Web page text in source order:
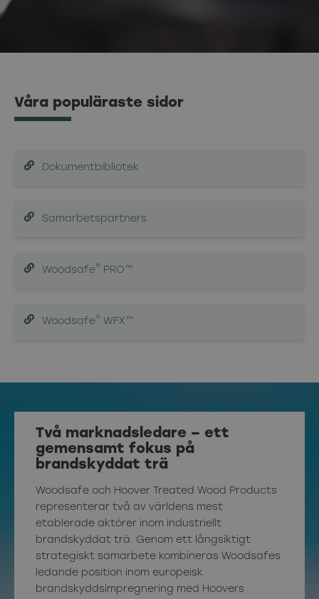
Våra populäraste sidor
Dokumentbibliotek
Samarbetspartners
Woodsafe® PRO™
Woodsafe®WFX™
Två marknadsledare – ett
gemensamt fokus på
brandskyddat trä
Woodsafe och Hoover Treated Wood Products
representerar två av världens mest
etablerade aktörer inom industriellt
brandskyddat trä. Genom ett långsiktigt
strategiskt samarbete kombineras Woodsafes
ledande position inom europeisk
brandskyddsimpregnering med Hoovers